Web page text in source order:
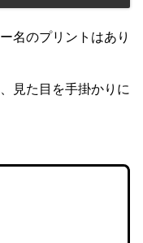
名のプリントはあり
見た目を手掛かりに